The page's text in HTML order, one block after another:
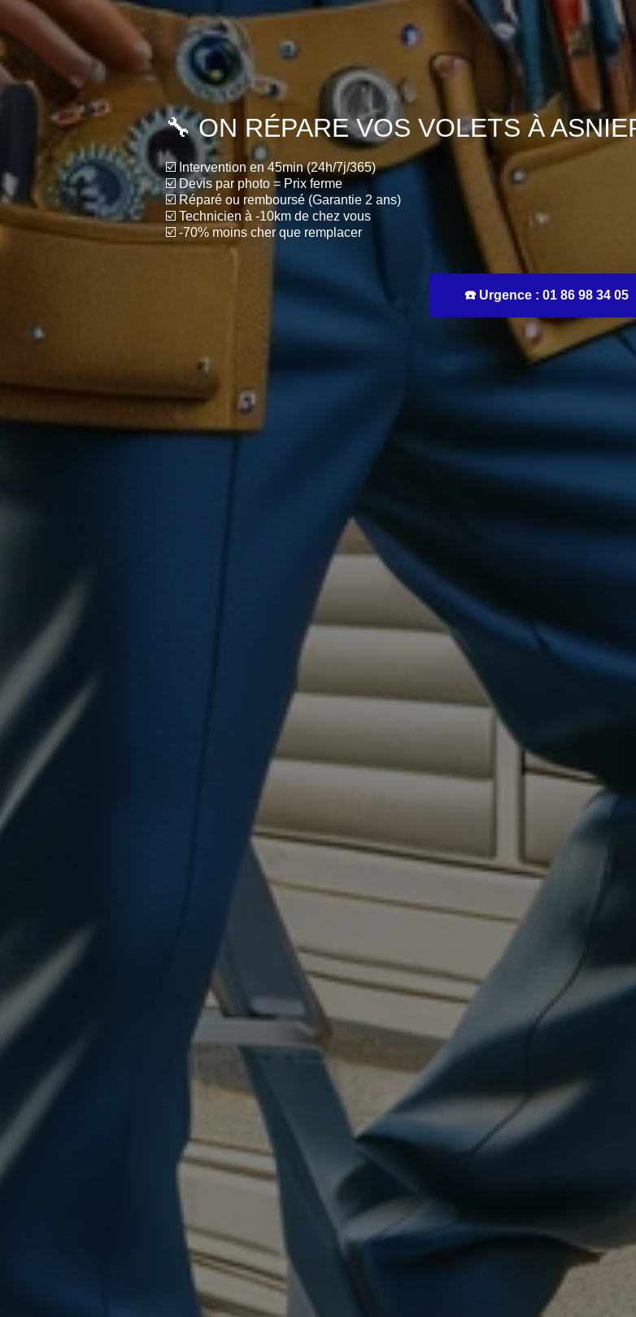
🔧 ON RÉPARE VOS VOLETS À
☑️ Intervention en 45min (24h/7j/365)
☑️ Devis par photo = Prix ferme
☑️ Réparé ou remboursé (Garantie 2 ans)
☑️ Technicien à -10km de chez vous
☑️ -70% moins cher que remplacer
☎️ Urgence : 01 86 98 34 05